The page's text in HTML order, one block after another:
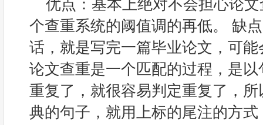
优点：基本上绝对不会担心论
个查重系统的阈值调的再低。 缺
话，就是写完一篇毕业论文，可
论文查重是一个匹配的过程，是
重复了，就很容易判定重复了，
典的句子，就用上标的尾注的方